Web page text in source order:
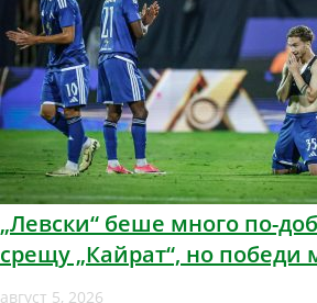
„Левски“ беше много по-
срещу „Кайрат“, но
август 5, 2026